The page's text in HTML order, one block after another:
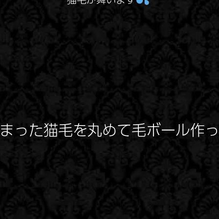
った猫毛を丸めて毛ボール作